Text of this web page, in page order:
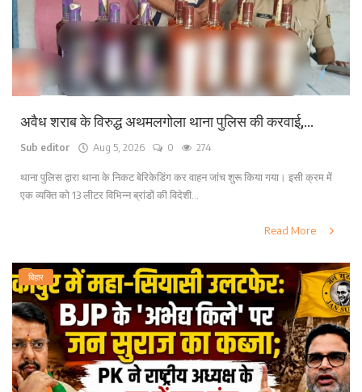
अवैध शराब के विरुद्ध अथमलगोला थाना पुलिस की करवाई,...
Sub editor Aug 5, 2026 0 274
थाना पुलिस द्वारा थाना के निकट बेरिकेडिंग कर वाहन जांच शुरू किया गया। इसी क्रम में
एक व्यक्ति को 13 लीटर विभिन्न ब्रांडों की विदेशी...
Read More
बिहार